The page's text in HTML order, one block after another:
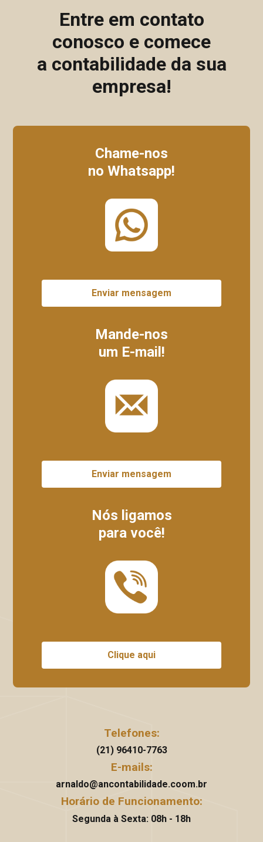
Entre em contato
conosco e comece
a contabilidade da sua
empresa!
Chame-nos
no Whatsapp!
Enviar mensagem
Mande-nos
um E-mail!
Enviar mensagem
Nós ligamos
para você!
Clique aqui
Telefones:
(21) 96410-7763
E-mails:
arnaldo@ancontabilidade.coom.br
Horário de Funcionamento:
Segunda à Sexta: 08h - 18h